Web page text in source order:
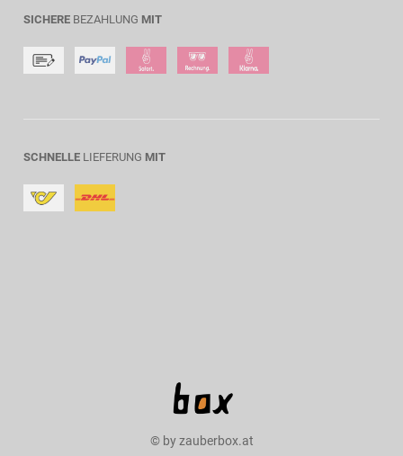
SICHERE BEZAHLUNG MIT
SCHNELLE LIEFERUNG MIT
© by zauberbox.at